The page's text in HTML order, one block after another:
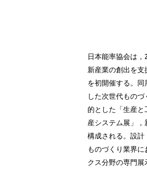
日本能率協会は
新産業の創出を支
を初開催する。
した次世代もの
的とした「生産
産システム展」
構成される。設計
ものづくり業界
クス分野の専門展